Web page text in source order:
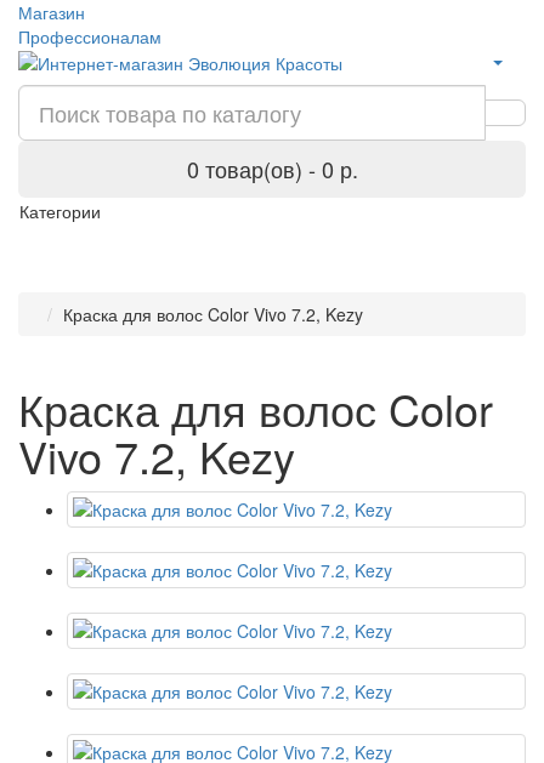
Магазин
Профессионалам
0 товар(ов) - 0 р.
Категории
Краска для волос Color Vivo 7.2, Kezy
Краска для волос Color
Vivo 7.2, Kezy